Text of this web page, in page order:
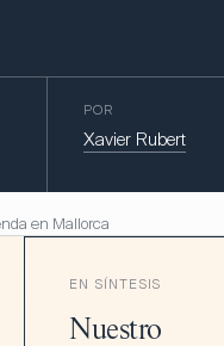
POR
Xavier Rubert
en Mallorca
EN SÍNTESIS
Nuestro